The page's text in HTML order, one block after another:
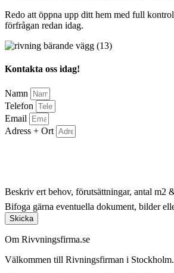
Redo att öppna upp ditt hem med full
förfrågan redan idag.
Kontakta oss idag!
Namn
Telefon
Email
Adress + Ort
Beskriv ert behov, förutsättningar, antal m2
Bifoga gärna eventuella dokument, bilder
Skicka
Om Rivvningsfirma.se
Välkommen till Rivningsfirman i